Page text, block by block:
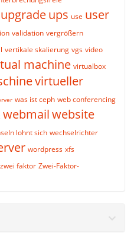
upgradeups use user
validation vergrößern
vertikale skalierung vgs video
machine virtualbox
virtueller
was ist ceph web conferencing
webmailwebsite
lohnt sich wechselrichter
wordpress xfs
zwei faktor Zwei-Faktor-